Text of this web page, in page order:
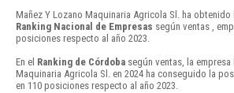
Mañez Y Lozano Maquinaria Agricola Sl. ha obtenido
Ranking Nacional de Empresas según ventas ,
posiciones respecto al año 2023.
En el Ranking de Córdoba según ventas, la empresa
Maquinaria Agricola Sl. en 2024 ha conseguido la
en 110 posiciones respecto al año 2023.